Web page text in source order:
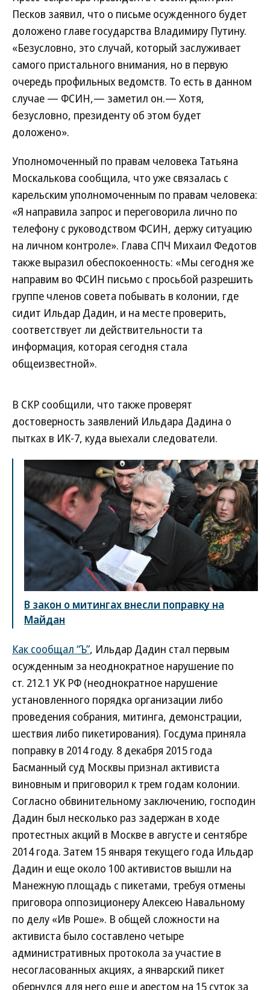
Песков заявил, что о письме осужденного будет
доложено главе государства Владимиру Путину.
«Безусловно, это случай, который заслуживает
самого пристального внимания, но в первую
очередь профильных ведомств. То есть в данном
случае — ФСИН,— заметил он.— Хотя,
безусловно, президенту об этом будет
доложено».
Уполномоченный по правам человека Татьяна
Москалькова сообщила, что уже связалась с
карельским уполномоченным по правам человека:
«Я направила запрос и переговорила лично по
телефону с руководством ФСИН, держу ситуацию
на личном контроле». Глава СПЧ Михаил Федотов
также выразил обеспокоенность: «Мы сегодня же
направим во ФСИН письмо с просьбой разрешить
группе членов совета побывать в колонии, где
сидит Ильдар Дадин, и на месте проверить,
соответствует ли действительности та
информация, которая сегодня стала
общеизвестной».
В СКР сообщили, что также проверят
достоверность заявлений Ильдара Дадина о
пытках в ИК-7, куда выехали следователи.
В закон о митингах внесли поправку на
Майдан
Как сообщал “Ъ”, Ильдар Дадин стал первым
осужденным за неоднократное нарушение по
ст. 212.1 УК РФ (неоднократное нарушение
установленного порядка организации либо
проведения собрания, митинга, демонстрации,
шествия либо пикетирования). Госдума приняла
поправку в 2014 году. 8 декабря 2015 года
Басманный суд Москвы признал активиста
виновным и приговорил к трем годам колонии.
Согласно обвинительному заключению, господин
Дадин был несколько раз задержан в ходе
протестных акций в Москве в августе и сентябре
2014 года. Затем 15 января текущего года Ильдар
Дадин и еще около 100 активистов вышли на
Манежную площадь с пикетами, требуя отмены
приговора оппозиционеру Алексею Навальному
по делу «Ив Роше». В общей сложности на
активиста было составлено четыре
административных протокола за участие в
несогласованных акциях, а январский пикет
обернулся для него еще и арестом на 15 суток за